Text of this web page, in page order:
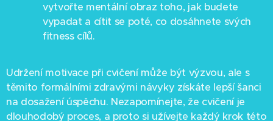
vytvořte mentální obraz toho, jak budete
vypadat a cítit se poté, co dosáhnete svých
fitness cílů.
Udržení motivace při cvičení může být výzvou, ale s
těmito formálními zdravými návyky získáte lepší šanci
na dosažení úspěchu. Nezapomínejte, že cvičení je
dlouhodobý proces, a proto si užívejte každý krok této